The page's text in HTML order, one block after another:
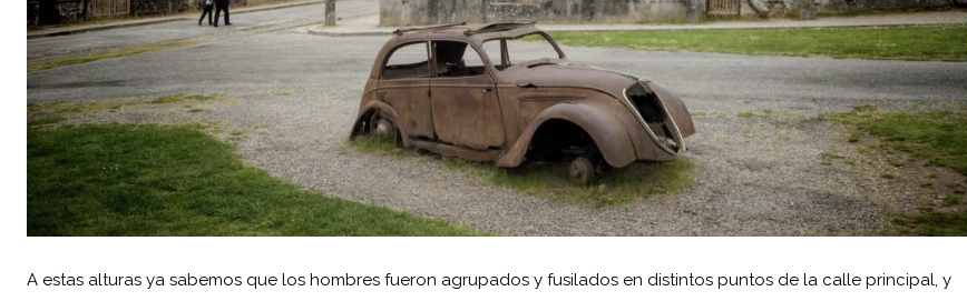
A estas alturas ya sabemos que los hombres fueron agrupados y fusilados en distintos puntos de la calle principal, y